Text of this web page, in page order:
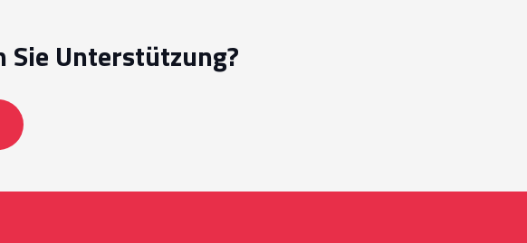
Sie Unterstützung?